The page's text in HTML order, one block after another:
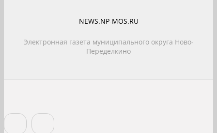
NEWS.NP-MOS.RU
Электронная газета муниципального округа Ново-
Переделкино